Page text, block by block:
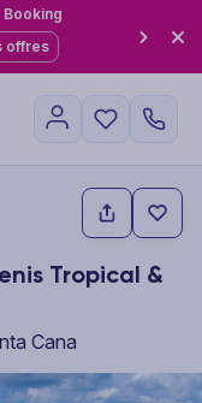
Booking
offres
Tropical &
Cana
at a time. Use the